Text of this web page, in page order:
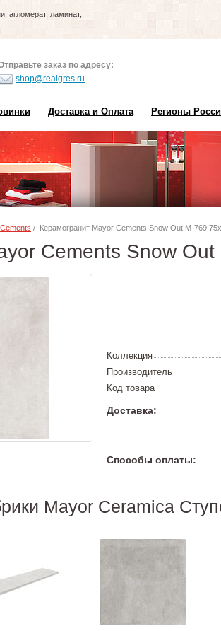
агломерат, ламинат,
заказ по адресу:
shop@realgres.ru
Доставка и Оплата Регионы
/ Керамогранит Mayor Cements Snow Out M-769
Cements Snow
Коллекция
Производитель
Код товара
Доставка:
Способы оплаты:
Mayor Ceramica